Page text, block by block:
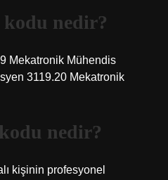
kodu nedir?
Mekatronik Mühendis
3119.20 Mekatronik
kodu nedir?
kişinin profesyonel